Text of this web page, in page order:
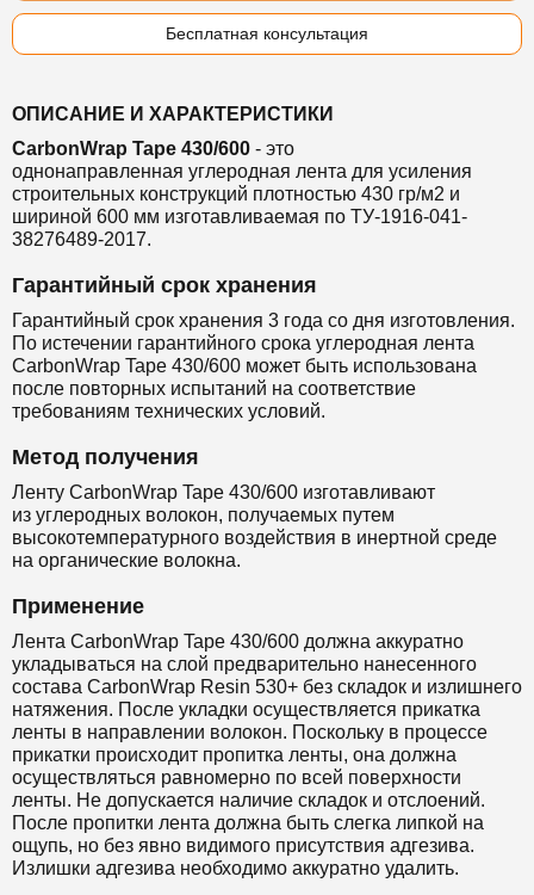
Бесплатная консультация
ОПИСАНИЕ И ХАРАКТЕРИСТИКИ
CarbonWrap Tape 430/600 - это
однонаправленная углеродная лента для усиления
строительных конструкций плотностью 430 гр/м2 и
шириной 600 мм изготавливаемая по ТУ-1916-041-
38276489-2017.
Гарантийный срок хранения
Гарантийный срок хранения 3 года со дня изготовления.
По истечении гарантийного срока углеродная лента
CarbonWrap Tape 430/600 может быть использована
после повторных испытаний на соответствие
требованиям технических условий.
Метод получения
Ленту CarbonWrap Tape 430/600 изготавливают
из углеродных волокон, получаемых путем
высокотемпературного воздействия в инертной среде
на органические волокна.
Применение
Лента CarbonWrap Tape 430/600 должна аккуратно
укладываться на слой предварительно нанесенного
состава CarbonWrap Resin 530+ без складок и излишнего
натяжения. После укладки осуществляется прикатка
ленты в направлении волокон. Поскольку в процессе
прикатки происходит пропитка ленты, она должна
осуществляться равномерно по всей поверхности
ленты. Не допускается наличие складок и отслоений.
После пропитки лента должна быть слегка липкой на
ощупь, но без явно видимого присутствия адгезива.
Излишки адгезива необходимо аккуратно удалить.